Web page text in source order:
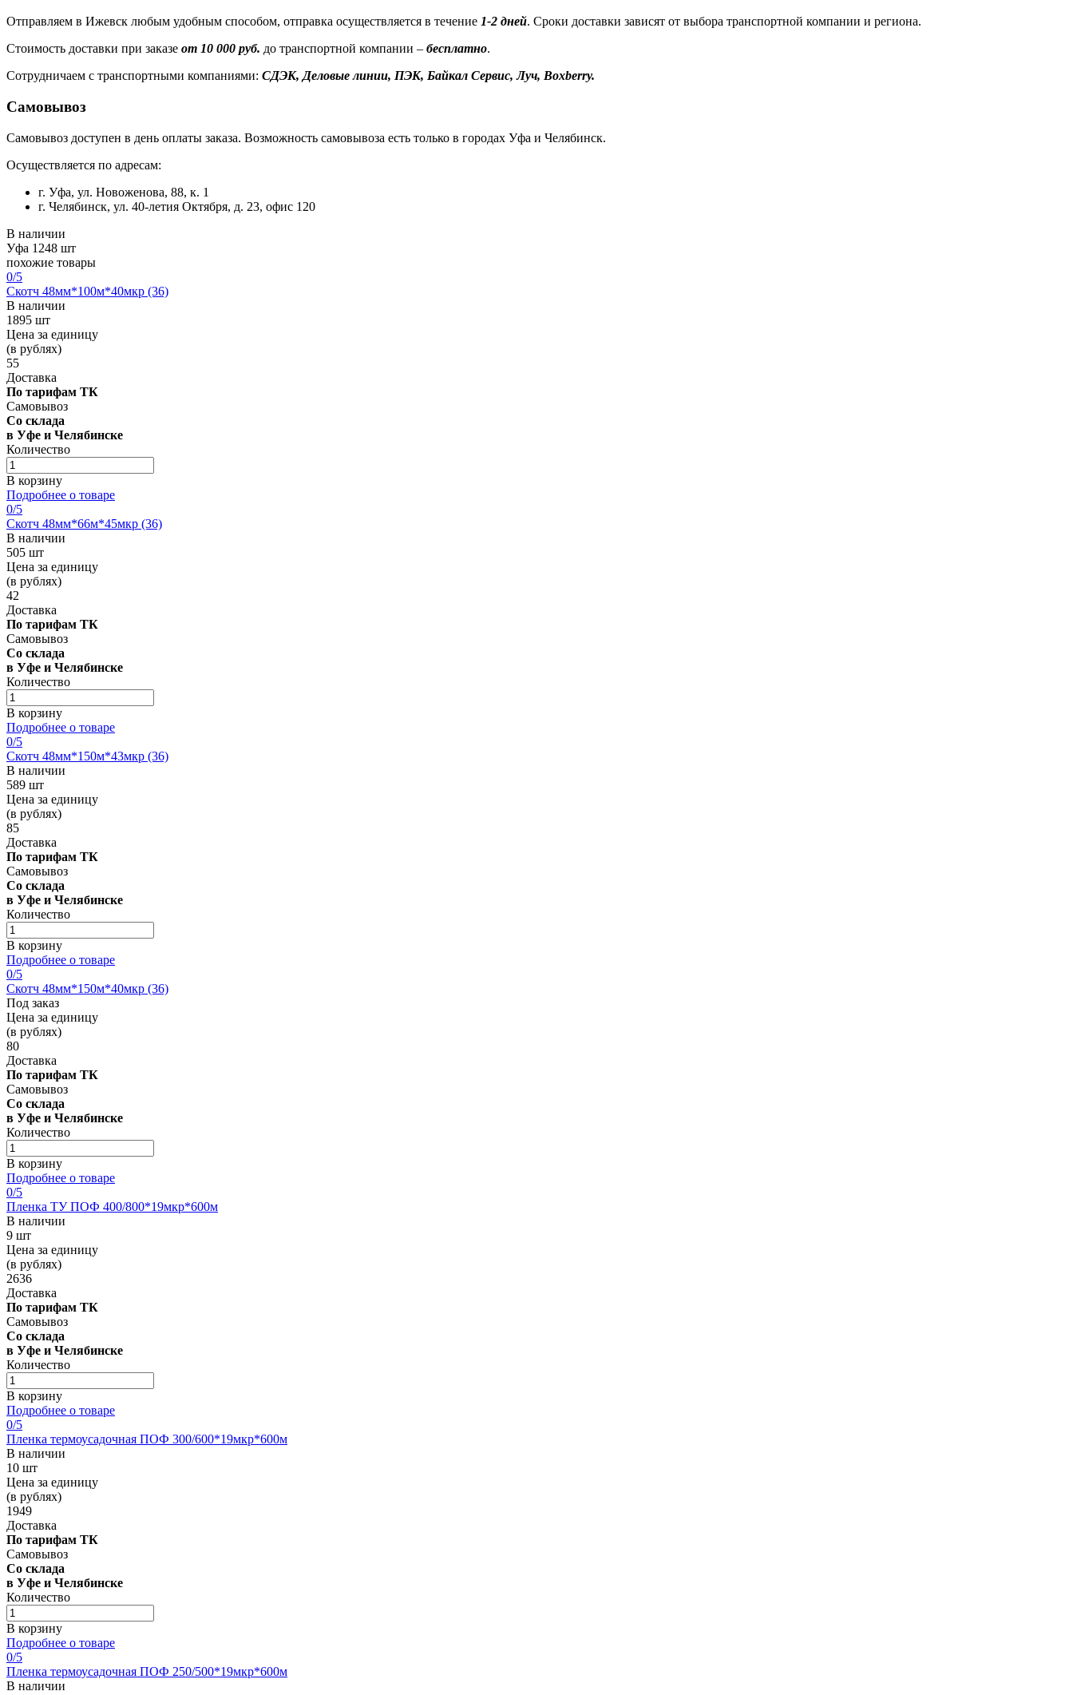
Отправляем в Ижевск любым удобным способом, отправка осуществляется в течение 1-2 дней. Сроки доставки зависят от выбора транспортной компании и региона.
Стоимость доставки при заказе от 10 000 руб. до транспортной компании – бесплатно.
Сотрудничаем с транспортными компаниями: СДЭК, Деловые линии, ПЭК, Байкал Сервис, Луч, Boxberry.
Самовывоз
Самовывоз доступен в день оплаты заказа. Возможность самовывоза есть только в городах Уфа и Челябинск.
Осуществляется по адресам:
г. Уфа, ул. Новоженова, 88, к. 1
г. Челябинск, ул. 40-летия Октября, д. 23, офис 120
В наличии
Уфа 1248 шт
похожие товары
0/5
Скотч 48мм*100м*40мкр (36)
В наличии
1895 шт
Цена за единицу
(в рублях)
55
Доставка
По тарифам ТК
Самовывоз
Со склада
в Уфе и Челябинске
Количество
В корзину
Подробнее о товаре
0/5
Скотч 48мм*66м*45мкр (36)
В наличии
505 шт
Цена за единицу
(в рублях)
42
Доставка
По тарифам ТК
Самовывоз
Со склада
в Уфе и Челябинске
Количество
В корзину
Подробнее о товаре
0/5
Скотч 48мм*150м*43мкр (36)
В наличии
589 шт
Цена за единицу
(в рублях)
85
Доставка
По тарифам ТК
Самовывоз
Со склада
в Уфе и Челябинске
Количество
В корзину
Подробнее о товаре
0/5
Скотч 48мм*150м*40мкр (36)
Под заказ
Цена за единицу
(в рублях)
80
Доставка
По тарифам ТК
Самовывоз
Со склада
в Уфе и Челябинске
Количество
В корзину
Подробнее о товаре
0/5
Пленка ТУ ПОФ 400/800*19мкр*600м
В наличии
9 шт
Цена за единицу
(в рублях)
2636
Доставка
По тарифам ТК
Самовывоз
Со склада
в Уфе и Челябинске
Количество
В корзину
Подробнее о товаре
0/5
Пленка термоусадочная ПОФ 300/600*19мкр*600м
В наличии
10 шт
Цена за единицу
(в рублях)
1949
Доставка
По тарифам ТК
Самовывоз
Со склада
в Уфе и Челябинске
Количество
В корзину
Подробнее о товаре
0/5
Пленка термоусадочная ПОФ 250/500*19мкр*600м
В наличии